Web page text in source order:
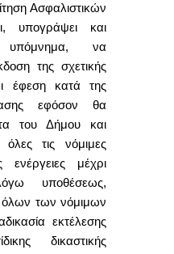
Ασφαλιστικών
υπογράψει και
υπόμνημα, να
της σχετικής
έφεση κατά της
εφόσον θα
του Δήμου και
τις νόμιμες
ενέργειες μέχρι
υποθέσεως,
των νόμιμων
εκτέλεσης
δικαστικής